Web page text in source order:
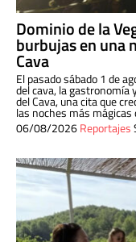
Dominio de la
burbujas en una
Cava
El pasado sábado 1 de
del cava, la gastronomía
del Cava, una cita que
las noches más
06/08/2026Reportajes